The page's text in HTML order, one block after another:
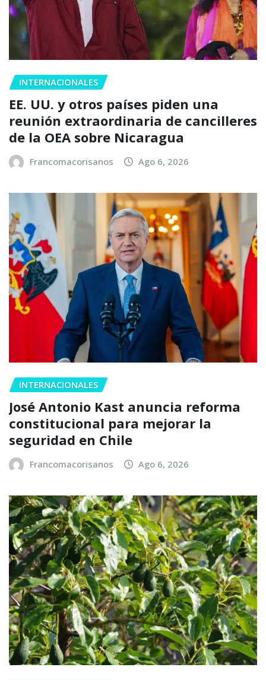
INTERNACIONALES
EE. UU. y otros países piden una
reunión extraordinaria de cancilleres
de la OEA sobre Nicaragua
Francomacorisanos Ago 6, 2026
INTERNACIONALES
José Antonio Kast anuncia reforma
constitucional para mejorar la
seguridad en Chile
Francomacorisanos Ago 6, 2026